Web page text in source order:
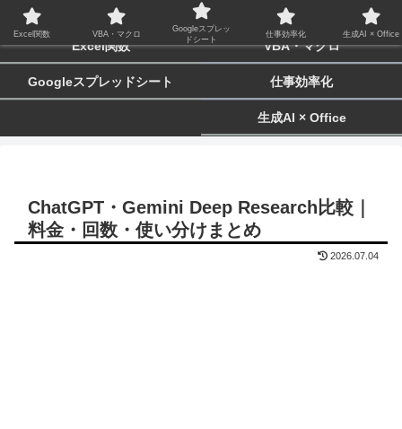
biz-tactics
Excel関数 VBA・マクロ
Googleスプレッドシート 仕事効率化
生成AI × Office
ChatGPT・Gemini Deep Research比較｜
料金・回数・使い分けまとめ
2026.07.04
Excel関数 VBA・マクロ
Googleスプレッ
ドシート
仕事効率化 生成AI × Office